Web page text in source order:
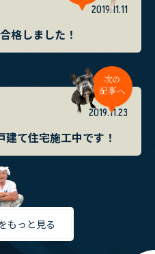
2019.11.11
格しました！
2019.11.23
て住宅施工中です！
もっと見る